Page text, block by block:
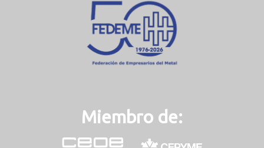
t
)
Miembro de: